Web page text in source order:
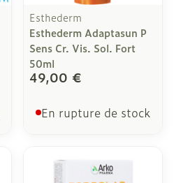
Esthederm
Esthederm Adaptasun P
Sens Cr. Vis. Sol. Fort
50ml
49,00 €
En rupture de stock